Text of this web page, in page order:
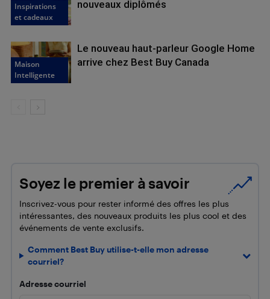
Inspirations
et cadeaux
nouveaux diplômés
Maison
Intelligente
Le nouveau haut-parleur Google Home
arrive chez Best Buy Canada
Soyez le premier à savoir
Inscrivez-vous pour rester informé des offres les plus
intéressantes, des nouveaux produits les plus cool et des
événements de vente exclusifs.
Comment Best Buy utilise-t-elle mon adresse
courriel?
Adresse courriel